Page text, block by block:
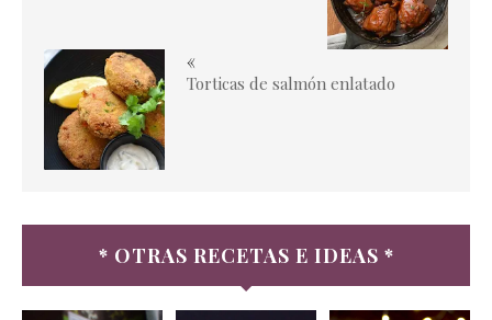
«
Torticas de salmón enlatado
* OTRAS RECETAS E IDEAS *